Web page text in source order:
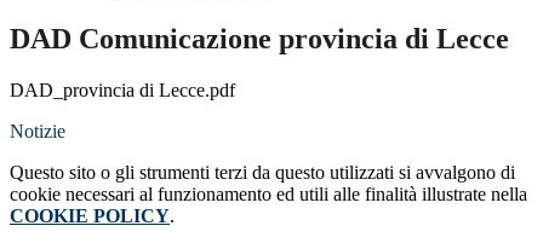
DAD Comunicazione provincia di Lecce
DAD_provincia di Lecce.pdf
Notizie
Questo sito o gli strumenti terzi da questo utilizzati si avvalgono di
cookie necessari al funzionamento ed utili alle finalità illustrate nella
COOKIE POLICY.